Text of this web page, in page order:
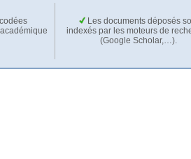
Les documents déposés
indexés par les moteurs de
(Google Scholar,…).